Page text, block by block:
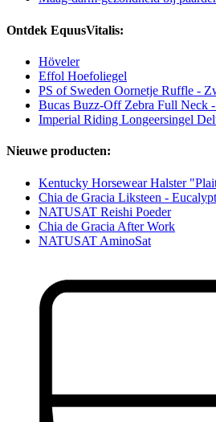
Ontdek EquusVitalis:
Höveler
Effol Hoefoliegel
PS of Sweden Oornetje Ruffle -
Bucas Buzz-Off Zebra Full Neck
Imperial Riding Longeersingel
Nieuwe producten:
Kentucky Horsewear Halster
Chia de Gracia Liksteen -
NATUSAT Reishi Poeder
Chia de Gracia After Work
NATUSAT AminoSat